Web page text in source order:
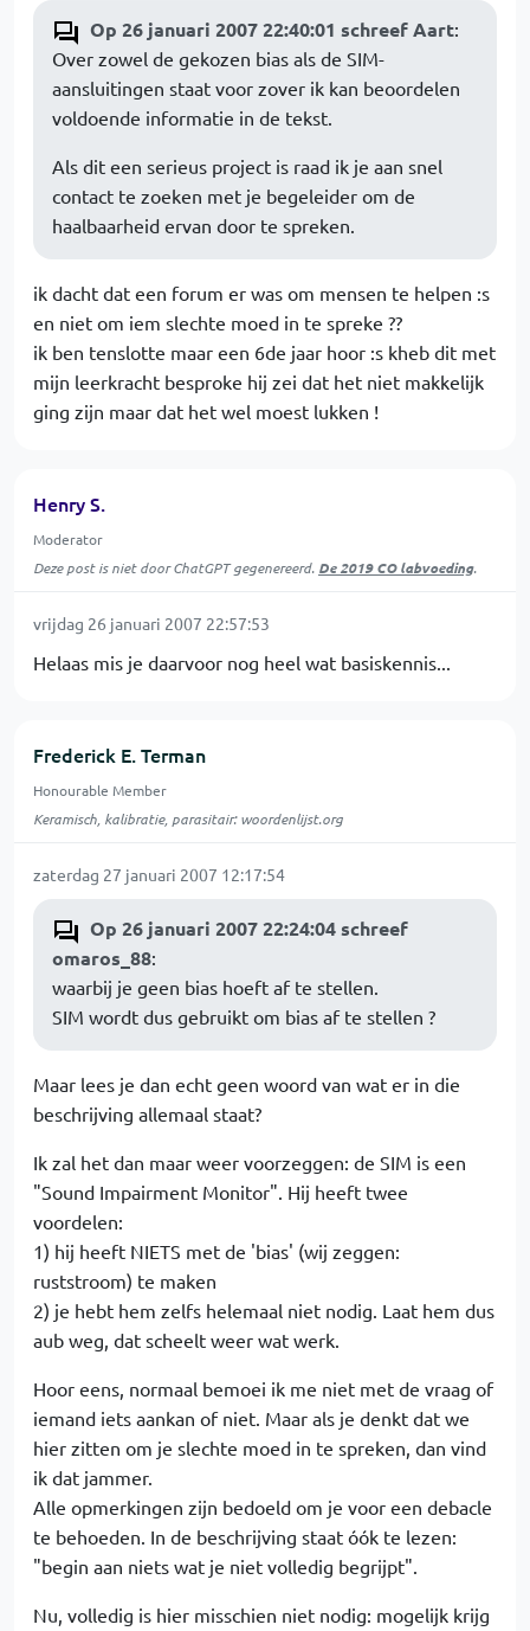
Op 26 januari 2007 22:40:01 schreef Aart:
Over zowel de gekozen bias als de SIM-
aansluitingen staat voor zover ik kan beoordelen
voldoende informatie in de tekst.
Als dit een serieus project is raad ik je aan snel
contact te zoeken met je begeleider om de
haalbaarheid ervan door te spreken.
ik dacht dat een forum er was om mensen te helpen :s
en niet om iem slechte moed in te spreke ??
ik ben tenslotte maar een 6de jaar hoor :s kheb dit met
mijn leerkracht besproke hij zei dat het niet makkelijk
ging zijn maar dat het wel moest lukken !
Henry S.
Moderator
Deze post is niet door ChatGPT gegenereerd. De 2019 CO labvoeding.
vrijdag 26 januari 2007 22:57:53
Helaas mis je daarvoor nog heel wat basiskennis...
Frederick E. Terman
Honourable Member
Keramisch, kalibratie, parasitair: woordenlijst.org
zaterdag 27 januari 2007 12:17:54
Op 26 januari 2007 22:24:04 schreef
omaros_88:
waarbij je geen bias hoeft af te stellen.
SIM wordt dus gebruikt om bias af te stellen ?
Maar lees je dan echt geen woord van wat er in die
beschrijving allemaal staat?
Ik zal het dan maar weer voorzeggen: de SIM is een
"Sound Impairment Monitor". Hij heeft twee
voordelen:
1) hij heeft NIETS met de 'bias' (wij zeggen:
ruststroom) te maken
2) je hebt hem zelfs helemaal niet nodig. Laat hem dus
aub weg, dat scheelt weer wat werk.
Hoor eens, normaal bemoei ik me niet met de vraag of
iemand iets aankan of niet. Maar als je denkt dat we
hier zitten om je slechte moed in te spreken, dan vind
ik dat jammer.
Alle opmerkingen zijn bedoeld om je voor een debacle
te behoeden. In de beschrijving staat óók te lezen:
"begin aan niets wat je niet volledig begrijpt".
Nu, volledig is hier misschien niet nodig: mogelijk krijg